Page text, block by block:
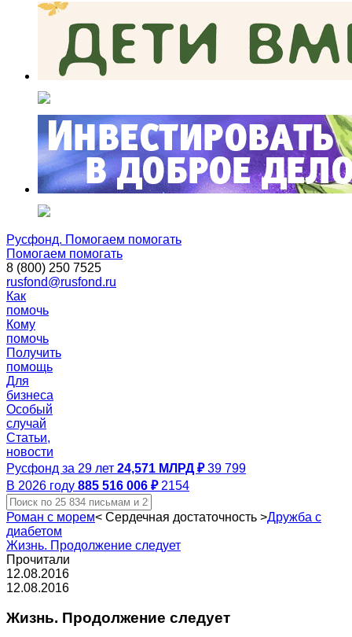
Русфонд. Помогаем помогать
Помогаем помогать
8 (800) 250 7525
rusfond@rusfond.ru
Как
помочь
Кому
помочь
Получить
помощь
Для
бизнеса
Особый
случай
Статьи,
новости
Русфонд за 29 лет 24,571 МЛРД ₽ 39 799
В 2026 году 885 516 006 ₽ 2154
Роман с морем< Сердечная достаточность >Дружба с
диабетом
Жизнь. Продолжение следует
Прочитали
12.08.2016
12.08.2016
Жизнь. Продолжение следует